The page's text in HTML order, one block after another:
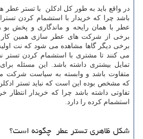
در واقع باید به طور کل ادکلن با تستر عطر
باشد چرا که خریدار با استشمام کردن
عطر با همان رایحه و ماندگاری و پخش بو
برخی از شرکت های عطر سازی همین کار
برخی دیگر گاها مشاهده می شود که نت
می کنند تا مشتری با استشمام کردن تستر
تمایل بیشتری داشته باشد. این مسئله
متفاوت باشد و وابسته به سیاست شرکت
که مشخص بوده این است که نباید تستر
تفاوتی داشته باشد چرا که خریدار انتظار
استشمام کرده را دارد.
شکل ظاهری تستر عطر چگونه است؟